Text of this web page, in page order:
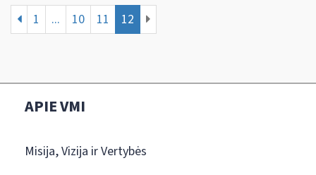
1 ... 10 11 12
APIE VMI
Misija, Vizija ir Vertybės